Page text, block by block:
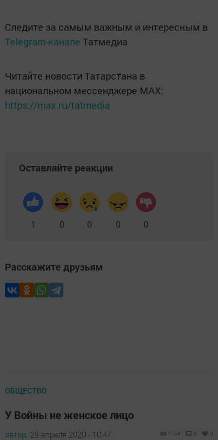
Следите за самым важным и интересным в
Telegram-канале Татмедиа
Читайте новости Татарстана в
национальном мессенджере MАХ:
https://max.ru/tatmedia
Оставляйте реакции
1 0 0 0 0
Расскажите друзьям
ОБЩЕСТВО
У Войны не женское лицо
автор, 29 апреля 2020 - 10:47 1743 0 0